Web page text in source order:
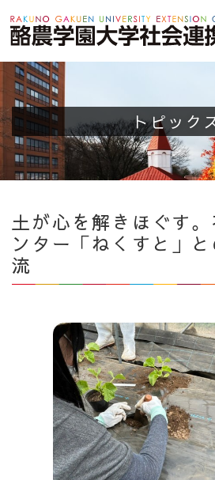
トピック
土が心を解きほぐす
ンター「ねくすと」
流